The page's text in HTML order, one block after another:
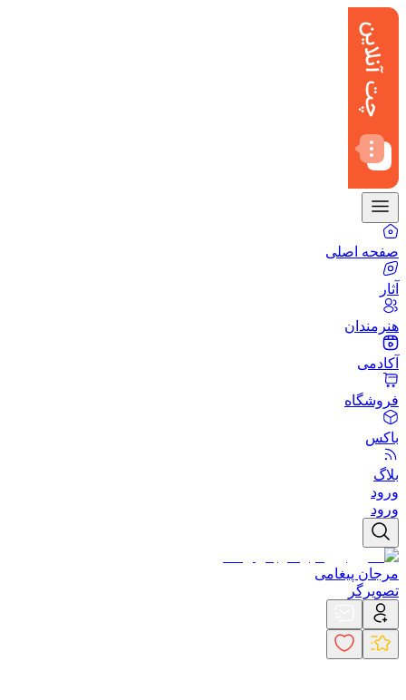
صفحه اصلی
آثار
هنرمندان
آکادمی
فروشگاه
باکس
بلاگ
ورود
ورود
مرجان پیغامی
تصویرگر